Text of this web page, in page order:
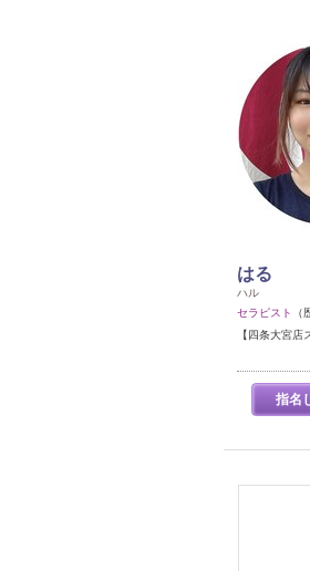
はる
ハル
セラピスト
（
【四条大宮店
指名